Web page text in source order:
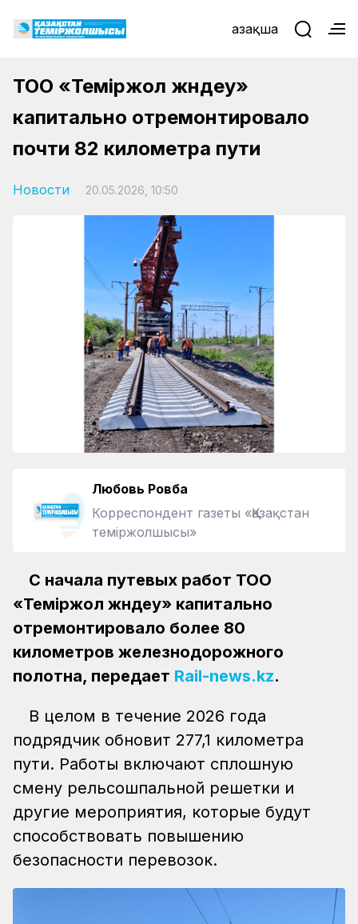
Қазақша
ТОО «Теміржол жөндеу»
капитально отремонтировало
почти 82 километра пути
Новости 20.05.2026, 10:50
Любовь Ровба
Корреспондент газеты «Қазақстан
теміржолшысы»
С начала путевых работ ТОО
«Теміржол жөндеу» капитально
отремонтировало более 80
километров железнодорожного
полотна, передает Rail-news.kz.
В целом в течение 2026 года
подрядчик обновит 277,1 километра
пути. Работы включают сплошную
смену рельсошпальной решетки и
другие мероприятия, которые будут
способствовать повышению
безопасности перевозок.